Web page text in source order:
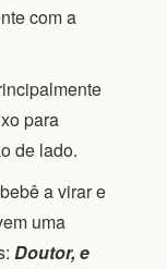
com a
para
de lado.
a virar e
uma
Doutor, e